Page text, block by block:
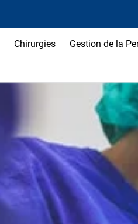
Chirurgies Gestion de la